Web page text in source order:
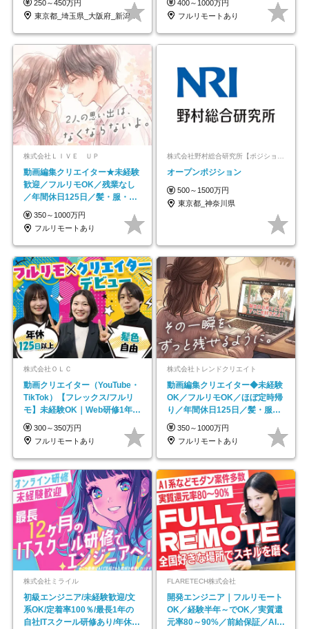
250～450万円
東京都_埼玉県_大阪府_新潟県_福岡県
400～1000万円
フルリモートあり
株式会社ＬＩＶＥ ＵＰ
動画編集クリエイター★未経験
歓迎／フルリモOK／残業なし
／年間休日125日／髪・服・ネ
イル自由／研修充実で安心
350～1000万円
フルリモートあり
オープンポジション
500～1500万円
東京都_神奈川県
株式会社ＯＬＣ
動画クリエイター（YouTube・
TikTok）【フレックス/フルリ
モ】未経験OK｜Web研修1年間
｜副業OK
300～350万円
フルリモートあり
株式会社トレンドクリエイト
動画編集クリエイター◆未経験
OK／フルリモOK／ほぼ定時帰
り／年間休日125日／髪・服・
ネイル自由／副業OK
350～1000万円
フルリモートあり
株式会社ミライル
初級エンジニア/未経験歓迎/文
系OK/定着率100％/最長1年の
自社ITスクール研修あり/年休
FLARETECH株式会社
開発エンジニア｜フルリモート
OK／経験半年～でOK／実質還
元率80～90%／前給保証／AI系